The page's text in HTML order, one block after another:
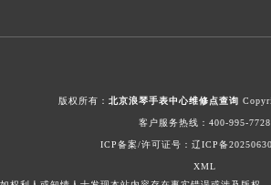
版权所有： 北京浪琴手表中心维修点查询
客户服务热线： 400-995-7728
ICP备案/许可证号：辽ICP备
XML